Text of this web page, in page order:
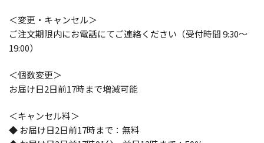
＜変更・キャンセル＞
ご注文期限内にお電話にてご連絡ください（受付時間 9:30～
19:00）
＜個数変更＞
お届け日2日前17時まで増減可能
＜キャンセル料＞
◆ お届け日2日前17時まで：無料